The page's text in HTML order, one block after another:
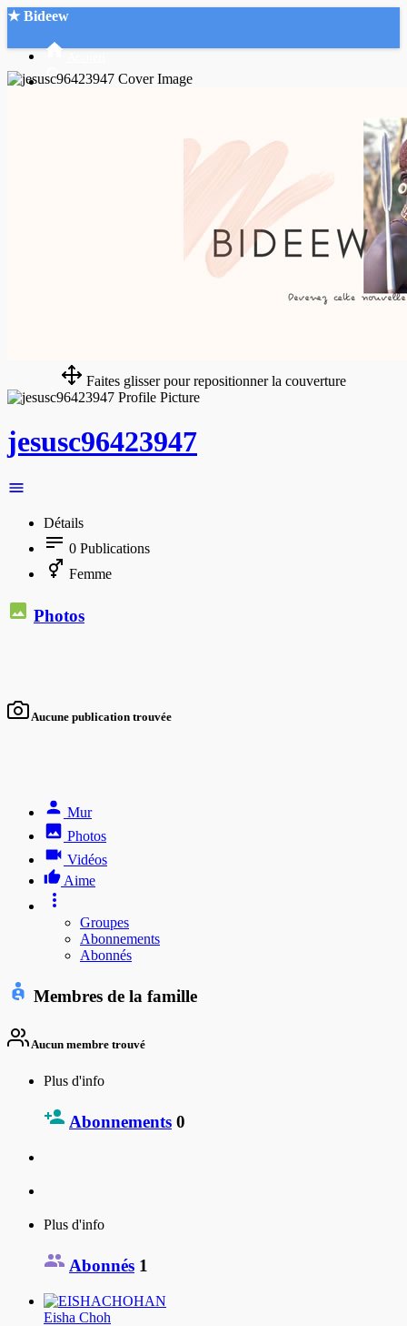
★ Bideew
Faites glisser pour repositionner la couverture
jesusc96423947
Détails
0 Publications
Femme
Photos
Aucune publication trouvée
Mur
Photos
Vidéos
Aime
Groupes
Abonnements
Abonnés
Membres de la famille
Aucun membre trouvé
Plus d'info
Abonnements 0
Plus d'info
Abonnés 1
Eisha Choh